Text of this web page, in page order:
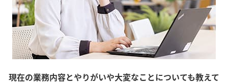
現在の業務内容とやりがいや大変なことについても教えて